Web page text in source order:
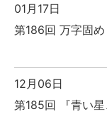
01月17日
第186回 万字固
12月06日
第185回 『青い